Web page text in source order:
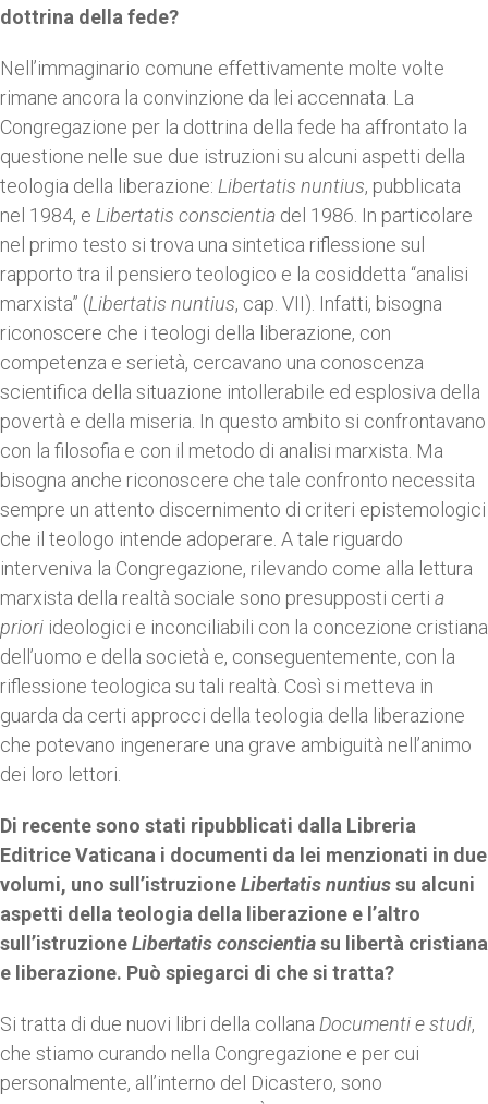
dottrina della fede?
Nell’immaginario comune effettivamente molte volte
rimane ancora la convinzione da lei accennata. La
Congregazione per la dottrina della fede ha affrontato la
questione nelle sue due istruzioni su alcuni aspetti della
teologia della liberazione: Libertatis nuntius, pubblicata
nel 1984, e Libertatis conscientia del 1986. In particolare
nel primo testo si trova una sintetica riflessione sul
rapporto tra il pensiero teologico e la cosiddetta “analisi
marxista” (Libertatis nuntius, cap. VII). Infatti, bisogna
riconoscere che i teologi della liberazione, con
competenza e serietà, cercavano una conoscenza
scientifica della situazione intollerabile ed esplosiva della
povertà e della miseria. In questo ambito si confrontavano
con la filosofia e con il metodo di analisi marxista. Ma
bisogna anche riconoscere che tale confronto necessita
sempre un attento discernimento di criteri epistemologici
che il teologo intende adoperare. A tale riguardo
interveniva la Congregazione, rilevando come alla lettura
marxista della realtà sociale sono presupposti certi a
priori ideologici e inconciliabili con la concezione cristiana
dell’uomo e della società e, conseguentemente, con la
riflessione teologica su tali realtà. Così si metteva in
guarda da certi approcci della teologia della liberazione
che potevano ingenerare una grave ambiguità nell’animo
dei loro lettori.
Di recente sono stati ripubblicati dalla Libreria
Editrice Vaticana i documenti da lei menzionati in due
volumi, uno sull’istruzioneLibertatis nuntiussu alcuni
aspetti della teologia della liberazione e l’altro
sull’istruzioneLibertatis conscientiasu libertà cristiana
e liberazione. Può spiegarci di che si tratta?
Si tratta di due nuovi libri della collana Documenti e studi,
che stiamo curando nella Congregazione e per cui
personalmente, all’interno del Dicastero, sono